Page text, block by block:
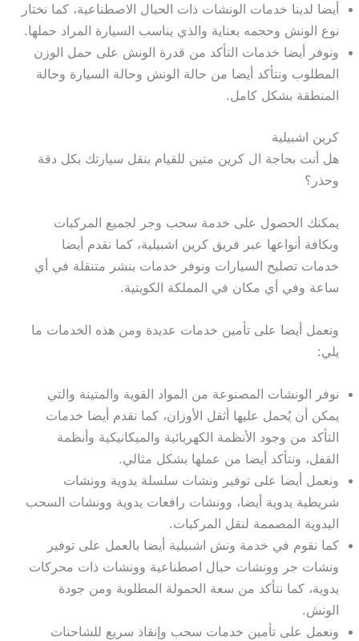
أيضا لدينا خدمات الونشات ذات الحبال الاصطناعية، كما نختار
نوع الونش وحجمه بعناية والذي يناسب السيارة المراد حملها.
ونوفر أيضا خدمات التأكد من قدرة الونش على حمل الوزن
المطلوب ونتأكد أيضا من حالة الونش وحالة السيارة وحالة
المنطقة بشكل كامل.
كرين اشبيلية
هل أنت بحاجة ال كرين متين للقيام بنقل سيارتك بكل دقة
وحذر؟
يمكنك الحصول على خدمة سحب وجر لجميع المركبات
وبكافة أنواعها عبر فريق كرين اشبيلية، كما نقدم أيضا
خدمات تصليح السيارات ونوفر خدمات بنشر متنقلة في أي
ساعة وفي أي مكان في المملكة الكويتية.
ونعمل أيضا على تأمين خدمات عديدة ومن هذه الخدمات ما
يلي:
نوفر الونشات المصنوعة من المواد القوية والمتينة والتي
يمكن أن يُحمل عليها أثقل الأوزان، كما نقدم أيضا خدمات
التأكد من وجود الأنظمة الكهربائية والميكانيكية وأنظمة
القفل، ونتأكد أيضا من عملها بشكل مثالي.
ونعمل أيضا على توفير ونشات سلسلة يدوية وونشات
شريطية يدوية أيضا، وونشات رافعات يدوية وونشات السحب
اليدوية المصممة لنقل المركبات.
كما نقوم في خدمة ونش اشبيلية أيضا بالعمل على توفير
ونشات جر وونشات حبال اصطناعية وونشات ذات محركات
يدوية، كما نتأكد من سعة الحمولة المطلوبة ومن جودة
الونش.
ونعمل على تأمين خدمات سحب وإنقاذ سريع للشاحنات